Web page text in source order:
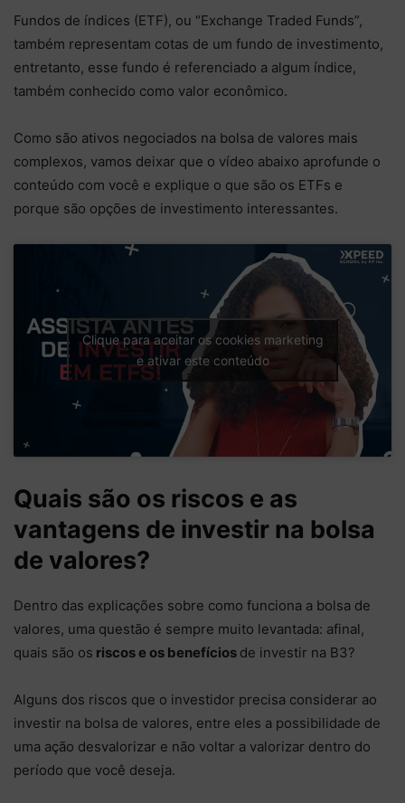
Fundos de índices (ETF), ou “Exchange Traded Funds”,
também representam cotas de um fundo de investimento,
entretanto, esse fundo é referenciado a algum índice,
também conhecido como valor econômico.
Como são ativos negociados na bolsa de valores mais
complexos, vamos deixar que o vídeo abaixo aprofunde o
conteúdo com você e explique o que são os ETFs e
porque são opções de investimento interessantes.
Clique para aceitar os cookies marketing
e ativar este conteúdo
Quais são os riscos e as
vantagens de investir na bolsa
de valores?
Dentro das explicações sobre como funciona a bolsa de
valores, uma questão é sempre muito levantada: afinal,
quais são os riscos e os benefícios de investir na B3?
Alguns dos riscos que o investidor precisa considerar ao
investir na bolsa de valores, entre eles a possibilidade de
uma ação desvalorizar e não voltar a valorizar dentro do
período que você deseja.